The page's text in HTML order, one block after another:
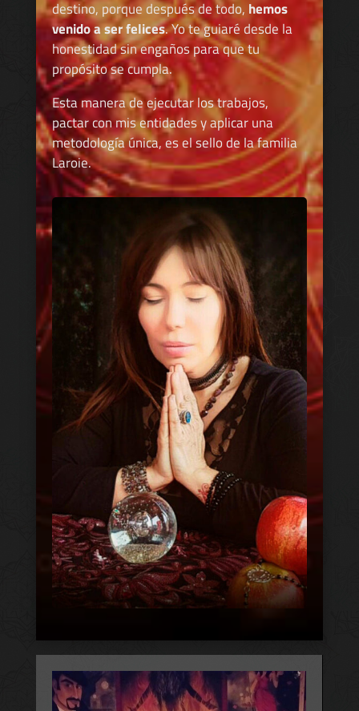
destino, porque después de todo, hemos
venido a ser felices. Yo te guiaré desde la
honestidad sin engaños para que tu
propósito se cumpla.
Esta manera de ejecutar los trabajos,
pactar con mis entidades y aplicar una
metodología única, es el sello de la familia
Laroie.